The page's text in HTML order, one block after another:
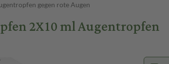
gegen rote Augen
2X10 ml Augentropfen